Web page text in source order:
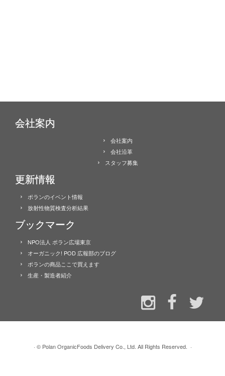
会社案内
会社案内
会社沿革
スタッフ募集
更新情報
ポランのイベント情報
放射性物質検査分析結果
ブックマーク
NPO法人 ポラン広場東京
オーガニック! POD 広報部のブログ
ポランの商品ここで買えます
生産・製造者紹介
· © Polan OrganicFoods Delivery Co., Ltd. All Rights Reserved. ·